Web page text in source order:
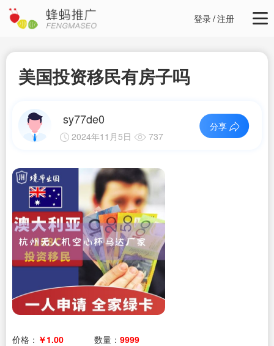
登录/注册
美国投资移民有房子吗
sy77de0
2024年11月5日 737
分享
价格： ￥1.00 数量： 9999